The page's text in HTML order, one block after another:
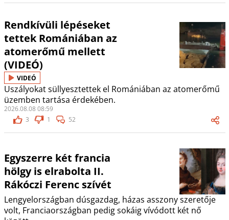
Rendkívüli lépéseket
tettek Romániában az
atomerőmű mellett
(VIDEÓ)
VIDEÓ
Uszályokat süllyesztettek el Romániában az atomerőmű
üzemben tartása érdekében.
2026.08.08 08:59
3
1 52
Egyszerre két francia
hölgy is elrabolta II.
Rákóczi Ferenc szívét
Lengyelországban dúsgazdag, házas asszony szeretője
volt, Franciaországban pedig sokáig vívódott két nő